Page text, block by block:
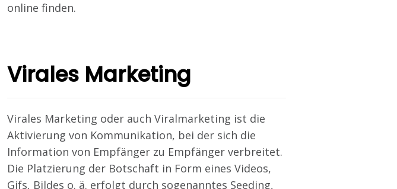
online finden.
Virales Marketing
Virales Marketing oder auch Viralmarketing ist die
Aktivierung von Kommunikation, bei der sich die
Information von Empfänger zu Empfänger verbreitet.
Die Platzierung der Botschaft in Form eines Videos,
Gifs, Bildes o. ä. erfolgt durch sogenanntes Seeding,